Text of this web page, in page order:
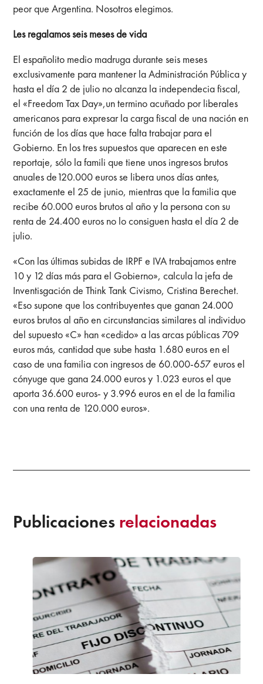
peor que Argentina. Nosotros elegimos.
Les regalamos seis meses de vida
El españolito medio madruga durante seis meses
exclusivamente para mantener la Administración Pública y
hasta el día 2 de julio no alcanza la independecia fiscal,
el «Freedom Tax Day»,un termino acuñado por liberales
americanos para expresar la carga fiscal de una nación en
función de los días que hace falta trabajar para el
Gobierno. En los tres supuestos que aparecen en este
reportaje, sólo la famili que tiene unos ingresos brutos
anuales de120.000 euros se libera unos días antes,
exactamente el 25 de junio, mientras que la familia que
recibe 60.000 euros brutos al año y la persona con su
renta de 24.400 euros no lo consiguen hasta el día 2 de
julio.
«Con las últimas subidas de IRPF e IVA trabajamos entre
10 y 12 días más para el Gobierno», calcula la jefa de
Inventisgación de Think Tank Civismo, Cristina Berechet.
«Eso supone que los contribuyentes que ganan 24.000
euros brutos al año en circunstancias similares al individuo
del supuesto «C» han «cedido» a las arcas públicas 709
euros más, cantidad que sube hasta 1.680 euros en el
caso de una familia con ingresos de 60.000-657 euros el
cónyuge que gana 24.000 euros y 1.023 euros el que
aporta 36.600 euros- y 3.996 euros en el de la familia
con una renta de 120.000 euros».
Publicaciones relacionadas